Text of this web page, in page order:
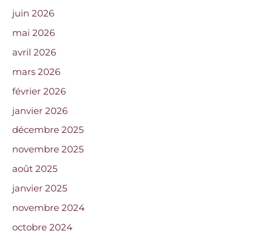
juin 2026
mai 2026
avril 2026
mars 2026
février 2026
janvier 2026
décembre 2025
novembre 2025
août 2025
janvier 2025
novembre 2024
octobre 2024